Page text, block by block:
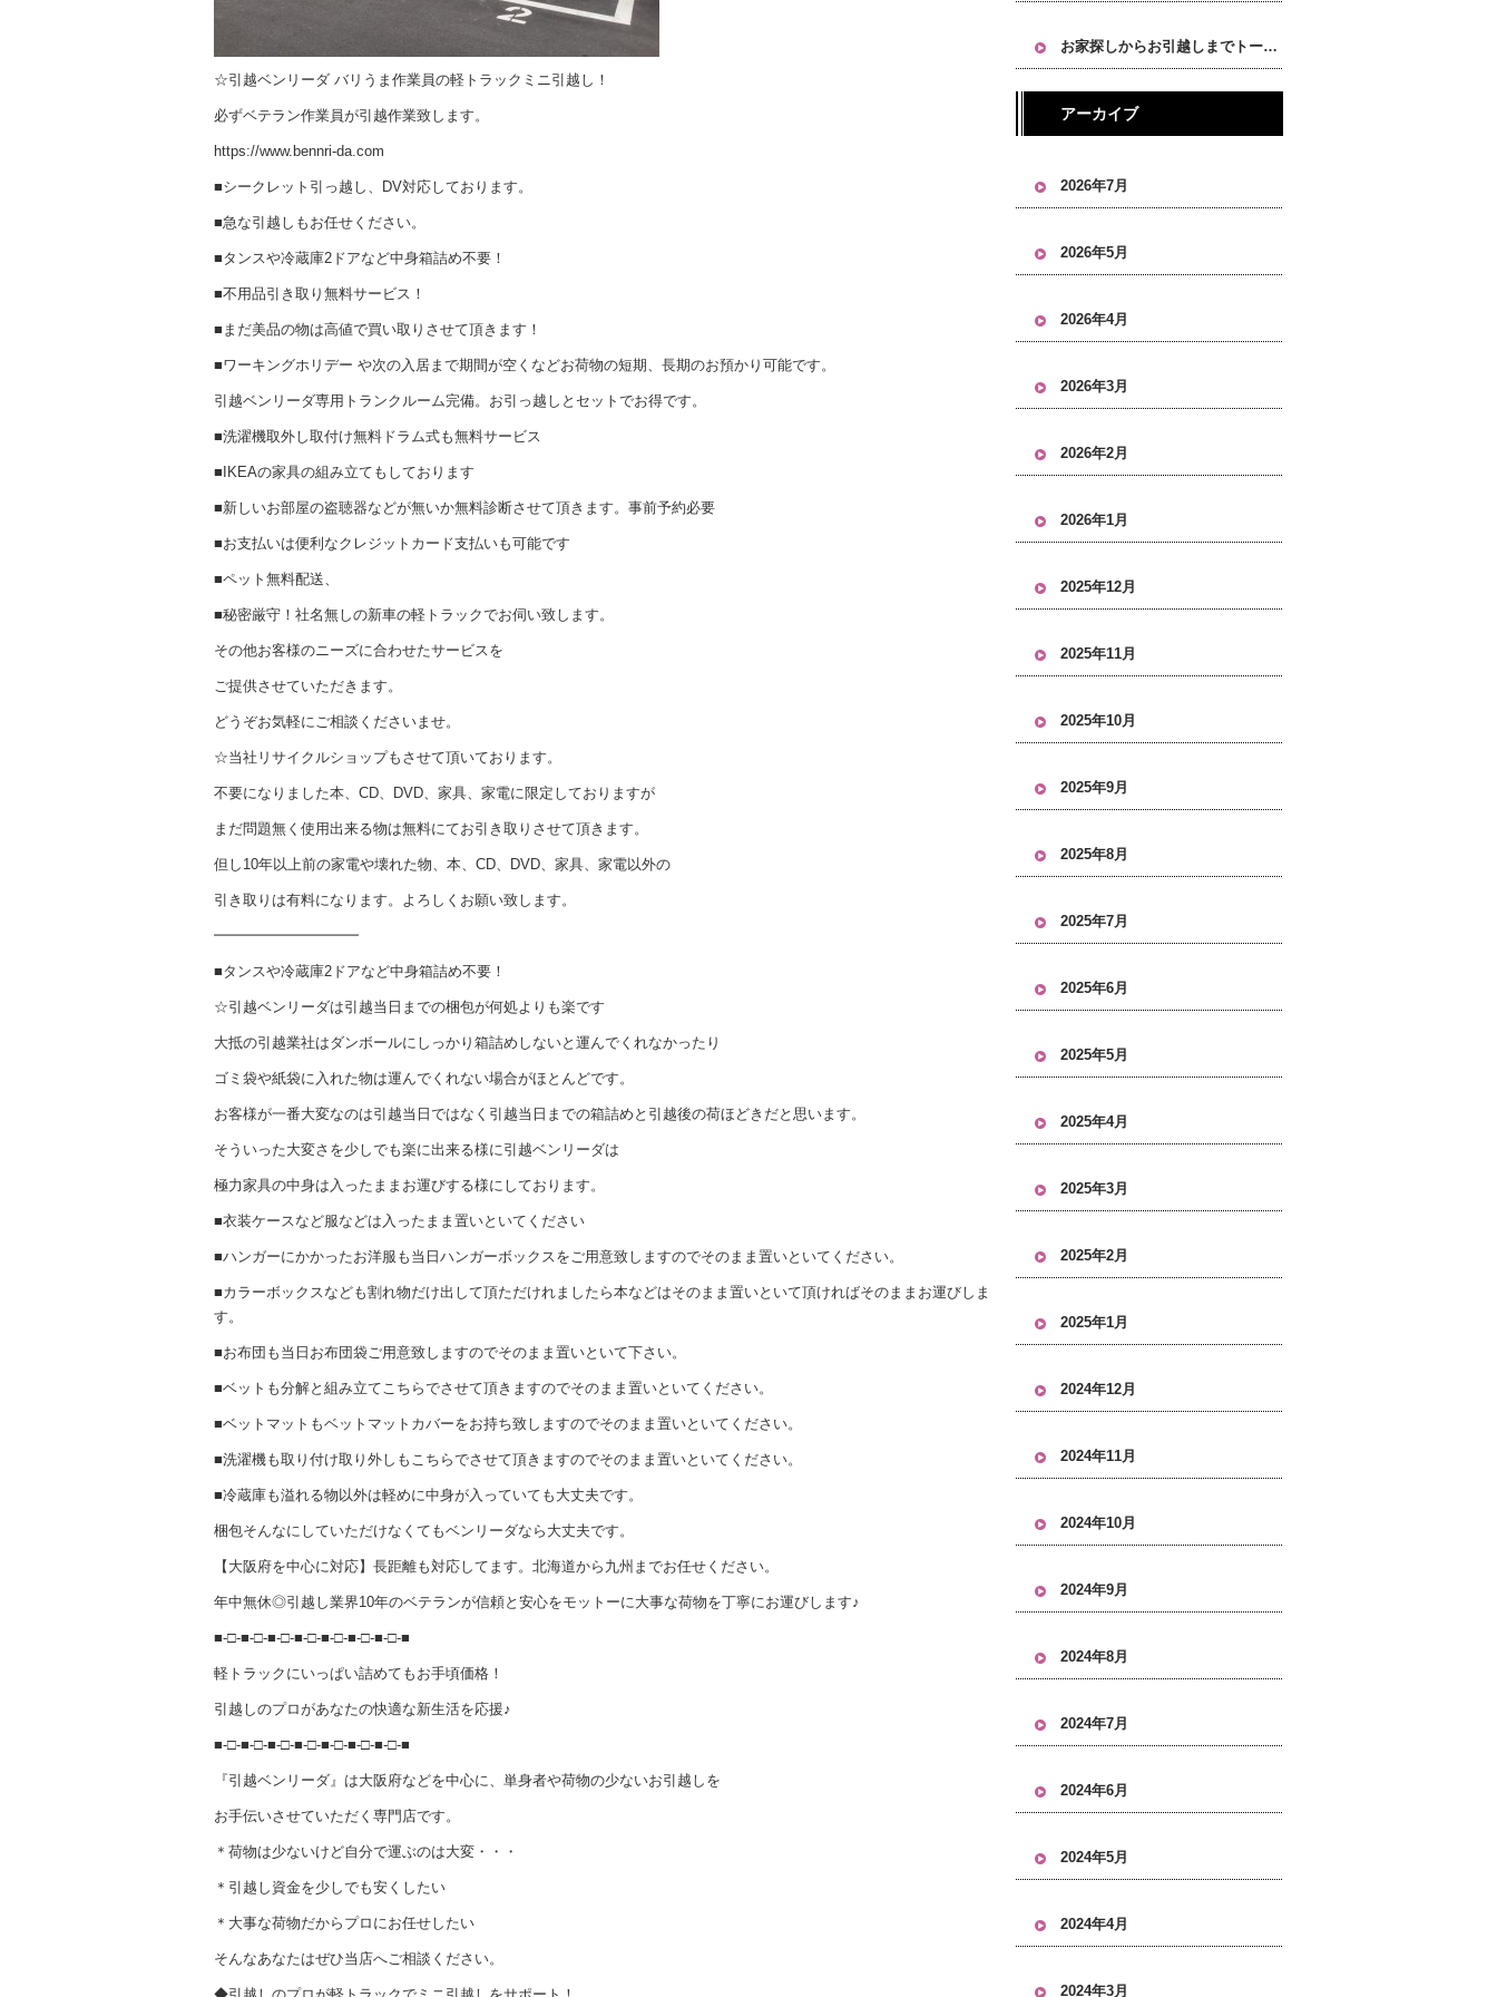
☆引越ベンリーダ バリうま作業員の軽トラックミニ引越し！
必ずベテラン作業員が引越作業致します。
https://www.bennri-da.com
■シークレット引っ越し、DV対応しております。
■急な引越しもお任せください。
■タンスや冷蔵庫2ドアなど中身箱詰め不要！
■不用品引き取り無料サービス！
■まだ美品の物は高値で買い取りさせて頂きます！
■ワーキングホリデー や次の入居まで期間が空くなどお荷物の短期、長期のお預かり可能です。
引越ベンリーダ専用トランクルーム完備。お引っ越しとセットでお得です。
■洗濯機取外し取付け無料ドラム式も無料サービス
■IKEAの家具の組み立てもしております
■新しいお部屋の盗聴器などが無いか無料診断させて頂きます。事前予約必要
■お支払いは便利なクレジットカード支払いも可能です
■ペット無料配送、
■秘密厳守！社名無しの新車の軽トラックでお伺い致します。
その他お客様のニーズに合わせたサービスを
ご提供させていただきます。
どうぞお気軽にご相談くださいませ。
☆当社リサイクルショップもさせて頂いております。
不要になりました本、CD、DVD、家具、家電に限定しておりますが
まだ問題無く使用出来る物は無料にてお引き取りさせて頂きます。
但し10年以上前の家電や壊れた物、本、CD、DVD、家具、家電以外の
引き取りは有料になります。よろしくお願い致します。
━━━━━━━━━━
■タンスや冷蔵庫2ドアなど中身箱詰め不要！
☆引越ベンリーダは引越当日までの梱包が何処よりも楽です
大抵の引越業社はダンボールにしっかり箱詰めしないと運んでくれなかったり
ゴミ袋や紙袋に入れた物は運んでくれない場合がほとんどです。
お客様が一番大変なのは引越当日ではなく引越当日までの箱詰めと引越後の荷ほどきだと思います。
そういった大変さを少しでも楽に出来る様に引越ベンリーダは
極力家具の中身は入ったままお運びする様にしております。
■衣装ケースなど服などは入ったまま置いといてください
■ハンガーにかかったお洋服も当日ハンガーボックスをご用意致しますのでそのまま置いといてください。
■カラーボックスなども割れ物だけ出して頂ただけれましたら本などはそのまま置いといて頂ければそのままお運びしま
す。
■お布団も当日お布団袋ご用意致しますのでそのまま置いといて下さい。
■ベットも分解と組み立てこちらでさせて頂きますのでそのまま置いといてください。
■ベットマットもベットマットカバーをお持ち致しますのでそのまま置いといてください。
■洗濯機も取り付け取り外しもこちらでさせて頂きますのでそのまま置いといてください。
■冷蔵庫も溢れる物以外は軽めに中身が入っていても大丈夫です。
梱包そんなにしていただけなくてもベンリーダなら大丈夫です。
【大阪府を中心に対応】長距離も対応してます。北海道から九州までお任せください。
年中無休◎引越し業界10年のベテランが信頼と安心をモットーに大事な荷物を丁寧にお運びします♪
■-□-■-□-■-□-■-□-■-□-■-□-■-□-■
軽トラックにいっぱい詰めてもお手頃価格！
引越しのプロがあなたの快適な新生活を応援♪
■-□-■-□-■-□-■-□-■-□-■-□-■-□-■
『引越ベンリーダ』は大阪府などを中心に、単身者や荷物の少ないお引越しを
お手伝いさせていただく専門店です。
＊荷物は少ないけど自分で運ぶのは大変・・・
＊引越し資金を少しでも安くしたい
＊大事な荷物だからプロにお任せしたい
そんなあなたはぜひ当店へご相談ください。
お家探しからお引越しまでトータルにお任せください！
アーカイブ
2026年7月
2026年5月
2026年4月
2026年3月
2026年2月
2026年1月
2025年12月
2025年11月
2025年10月
2025年9月
2025年8月
2025年7月
2025年6月
2025年5月
2025年4月
2025年3月
2025年2月
2025年1月
2024年12月
2024年11月
2024年10月
2024年9月
2024年8月
2024年7月
2024年6月
2024年5月
2024年4月
2024年3月